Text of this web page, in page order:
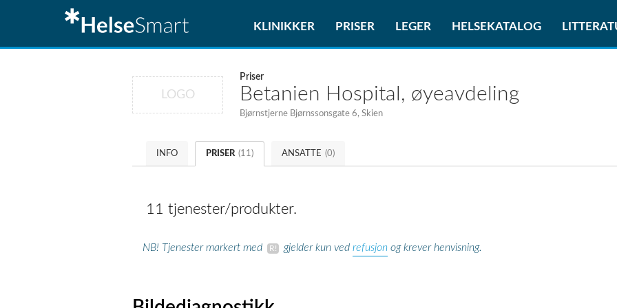
KLINIKKER PRISER LEGER HELSEKATALOG
LOGO
Priser
Betanien Hospital, øyeavdeling
Bjørnstjerne Bjørnssonsgate 6, Skien
INFO PRISER (11) ANSATTE (0)
11 tjenester/produkter.
NB! Tjenester markert med gjelder kun ved refusjon og krever henvisning.